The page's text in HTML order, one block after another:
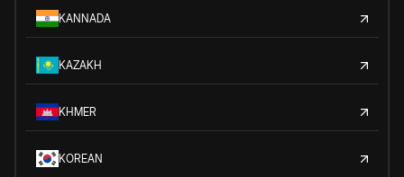
KANNADA
KAZAKH
KHMER
KOREAN